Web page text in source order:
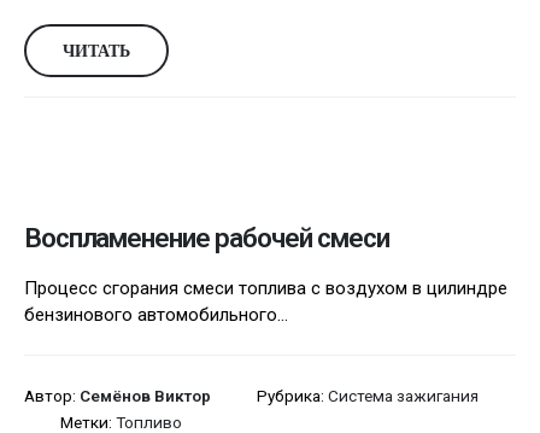
ЧИТАТЬ
Воспламенение рабочей смеси
Процесс сгорания смеси топлива с воздухом в цилиндре
бензинового автомобильного...
Автор: Семёнов Виктор Рубрика: Система зажигания
Метки: Топливо